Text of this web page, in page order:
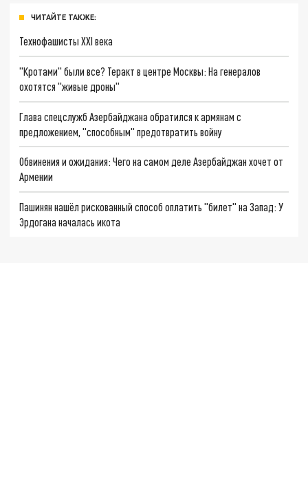
ЧИТАЙТЕ ТАКЖЕ:
Технофашисты XXI века
"Кротами" были все? Теракт в центре Москвы: На генералов
охотятся "живые дроны"
Глава спецслужб Азербайджана обратился к армянам с
предложением, "способным" предотвратить войну
Обвинения и ожидания: Чего на самом деле Азербайджан хочет от
Армении
Пашинян нашёл рискованный способ оплатить "билет" на Запад: У
Эрдогана началась икота